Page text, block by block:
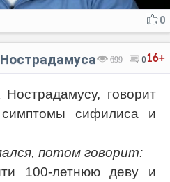
0
16+
699 0
говорит
сифилиса и
потом говорит:
100-летнюю деву и